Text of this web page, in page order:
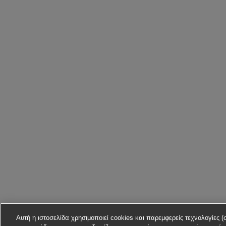
Αυτή η ιστοσελίδα χρησιμοποιεί cookies και παρεμφερείς